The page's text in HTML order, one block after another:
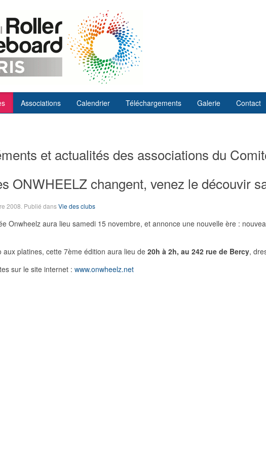
Associations Calendrier Téléchargements Galerie Contact
et actualités des associations du
ONWHEELZ changent, venez le découvir
2008 . Publié dansVie des clubs
Onwheelz aura lieu samedi 15 novembre, et annonce une nouvelle ère :
aux platines, cette 7ème édition aura lieu de 20h à 2h, au 242 rue de Bercy,
sur le site internet : www.onwheelz.net